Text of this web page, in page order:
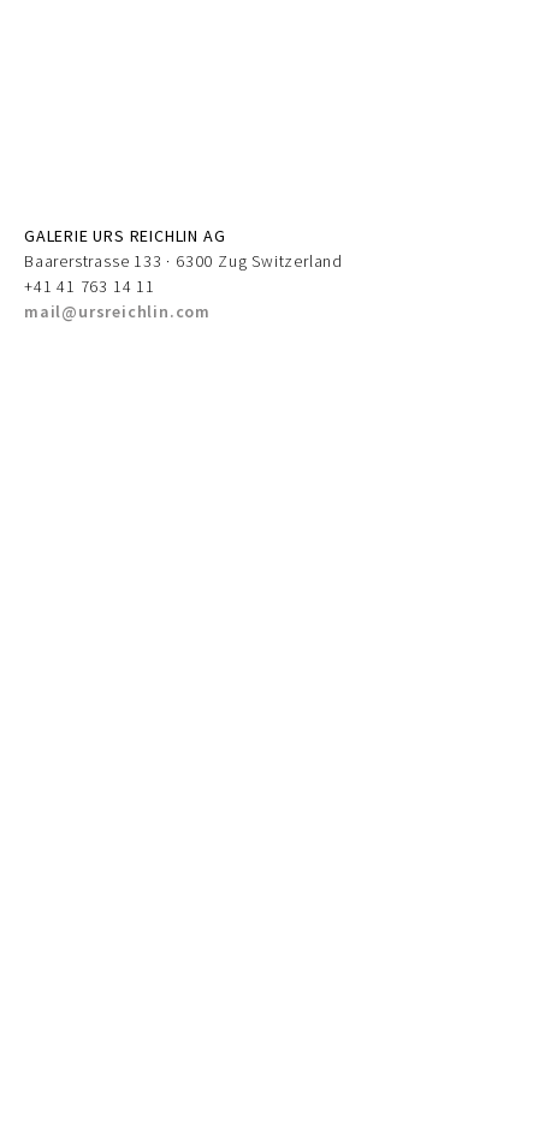
GALERIE URS REICHLIN AG
Baarerstrasse 133 · 6300 Zug Switzerland
+41 41 763 14 11
mail@ursreichlin.com